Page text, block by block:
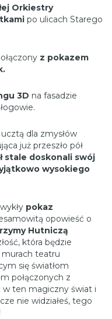
Orkiestry
po ulicach Starego
z pokazem
3D na fasadzie
dla zmysłów
już przeszło pół
stale doskonali swój
wysokiego
pokaz
opowieść o
Hutniczą
która będzie
murach teatru
się światłom
połączonych z
w ten magiczny świat i
nie widziałeś, tego